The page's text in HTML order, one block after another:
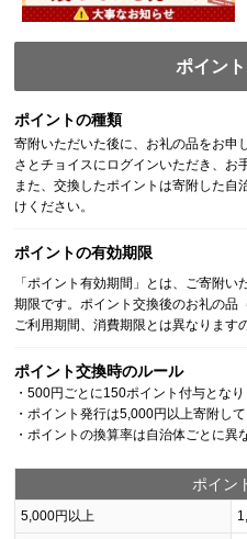
ポイン
ポイントの種類
寄附いただいた後に、お礼の品をお申
さとチョイスにログインいただき、お
また、交換したポイントは寄附した自
けください。
ポイントの有効期限
「ポイント有効期間」とは、ご寄附
期限です。ポイント交換後のお礼の品
ご利用期間、消費期限とは異なります
ポイント交換時のルール
・500円ごとに150ポイント付与となり
・ポイント発行は5,000円以上寄附し
・ポイントの換算率は自治体ごとに異
ポイン
5,000円以上